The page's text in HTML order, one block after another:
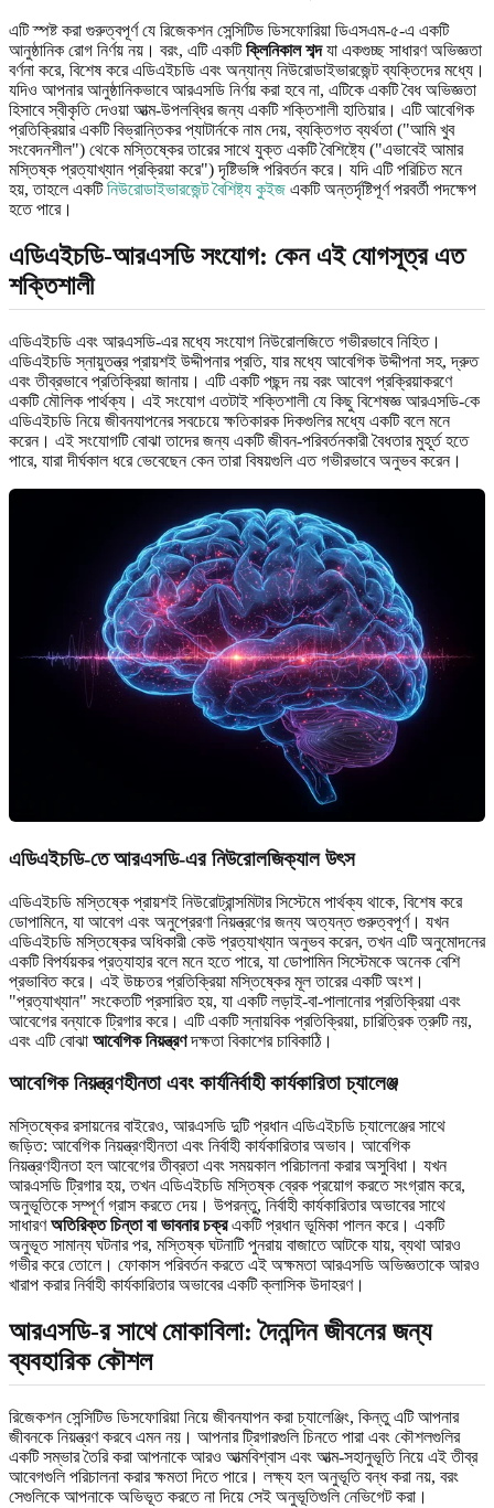
এটি স্পষ্ট করা গুরুত্বপূর্ণ যে রিজেকশন সেন্সিটিভ ডিসফোরিয়া ডিএসএম-৫-এ একটি
আনুষ্ঠানিক রোগ নির্ণয় নয়। বরং, এটি একটিক্লিনিকাল শব্দযা একগুচ্ছ সাধারণ অভিজ্ঞতা
বর্ণনা করে, বিশেষ করে এডিএইচডি এবং অন্যান্য নিউরোডাইভারজেন্ট ব্যক্তিদের মধ্যে।
যদিও আপনার আনুষ্ঠানিকভাবে আরএসডি নির্ণয় করা হবে না, এটিকে একটি বৈধ অভিজ্ঞতা
হিসাবে স্বীকৃতি দেওয়া আত্ম-উপলব্ধির জন্য একটি শক্তিশালী হাতিয়ার। এটি আবেগিক
প্রতিক্রিয়ার একটি বিভ্রান্তিকর প্যাটার্নকে নাম দেয়, ব্যক্তিগত ব্যর্থতা ("আমি খুব
সংবেদনশীল") থেকে মস্তিষ্কের তারের সাথে যুক্ত একটি বৈশিষ্ট্যে ("এভাবেই আমার
মস্তিষ্ক প্রত্যাখ্যান প্রক্রিয়া করে") দৃষ্টিভঙ্গি পরিবর্তন করে। যদি এটি পরিচিত মনে
হয়, তাহলে একটিনিউরোডাইভারজেন্ট বৈশিষ্ট্য কুইজ একটি অন্তর্দৃষ্টিপূর্ণ পরবর্তী পদক্ষেপ
হতে পারে।
এডিএইচডি-আরএসডি সংযোগ: কেন এই যোগসূত্র এত
শক্তিশালী
এডিএইচডি এবং আরএসডি-এর মধ্যে সংযোগ নিউরোলজিতে গভীরভাবে নিহিত।
এডিএইচডি স্নায়ুতন্ত্র প্রায়শই উদ্দীপনার প্রতি, যার মধ্যে আবেগিক উদ্দীপনা সহ, দ্রুত
এবং তীব্রভাবে প্রতিক্রিয়া জানায়। এটি একটি পছন্দ নয় বরং আবেগ প্রক্রিয়াকরণে
একটি মৌলিক পার্থক্য। এই সংযোগ এতটাই শক্তিশালী যে কিছু বিশেষজ্ঞ আরএসডি-কে
এডিএইচডি নিয়ে জীবনযাপনের সবচেয়ে ক্ষতিকারক দিকগুলির মধ্যে একটি বলে মনে
করেন। এই সংযোগটি বোঝা তাদের জন্য একটি জীবন-পরিবর্তনকারী বৈধতার মুহূর্ত হতে
পারে, যারা দীর্ঘকাল ধরে ভেবেছেন কেন তারা বিষয়গুলি এত গভীরভাবে অনুভব করেন।
এডিএইচডি-তে আরএসডি-এর নিউরোলজিক্যাল উৎস
এডিএইচডি মস্তিষ্কে প্রায়শই নিউরোট্রান্সমিটার সিস্টেমে পার্থক্য থাকে, বিশেষ করে
ডোপামিনে, যা আবেগ এবং অনুপ্রেরণা নিয়ন্ত্রণের জন্য অত্যন্ত গুরুত্বপূর্ণ। যখন
এডিএইচডি মস্তিষ্কের অধিকারী কেউ প্রত্যাখ্যান অনুভব করেন, তখন এটি অনুমোদনের
একটি বিপর্যয়কর প্রত্যাহার বলে মনে হতে পারে, যা ডোপামিন সিস্টেমকে অনেক বেশি
প্রভাবিত করে। এই উচ্চতর প্রতিক্রিয়া মস্তিষ্কের মূল তারের একটি অংশ।
"প্রত্যাখ্যান" সংকেতটি প্রসারিত হয়, যা একটি লড়াই-বা-পালানোর প্রতিক্রিয়া এবং
আবেগের বন্যাকে ট্রিগার করে। এটি একটি স্নায়বিক প্রতিক্রিয়া, চারিত্রিক ত্রুটি নয়,
এবং এটি বোঝা আবেগিক নিয়ন্ত্রণদক্ষতা বিকাশের চাবিকাঠি।
আবেগিক নিয়ন্ত্রণহীনতা এবং কার্যনির্বাহী কার্যকারিতা চ্যালেঞ্জ
মস্তিষ্কের রসায়নের বাইরেও, আরএসডি দুটি প্রধান এডিএইচডি চ্যালেঞ্জের সাথে
জড়িত: আবেগিক নিয়ন্ত্রণহীনতা এবং নির্বাহী কার্যকারিতার অভাব। আবেগিক
নিয়ন্ত্রণহীনতা হল আবেগের তীব্রতা এবং সময়কাল পরিচালনা করার অসুবিধা। যখন
আরএসডি ট্রিগার হয়, তখন এডিএইচডি মস্তিষ্ক ব্রেক প্রয়োগ করতে সংগ্রাম করে,
অনুভূতিকে সম্পূর্ণ গ্রাস করতে দেয়। উপরন্তু, নির্বাহী কার্যকারিতার অভাবের সাথে
সাধারণঅতিরিক্ত চিন্তা বা ভাবনার চক্রএকটি প্রধান ভূমিকা পালন করে। একটি
অনুভূত সামান্য ঘটনার পর, মস্তিষ্ক ঘটনাটি পুনরায় বাজাতে আটকে যায়, ব্যথা আরও
গভীর করে তোলে। ফোকাস পরিবর্তন করতে এই অক্ষমতা আরএসডি অভিজ্ঞতাকে আরও
খারাপ করার নির্বাহী কার্যকারিতার অভাবের একটি ক্লাসিক উদাহরণ।
আরএসডি-র সাথে মোকাবিলা: দৈনন্দিন জীবনের জন্য
ব্যবহারিক কৌশল
রিজেকশন সেন্সিটিভ ডিসফোরিয়া নিয়ে জীবনযাপন করা চ্যালেঞ্জিং, কিন্তু এটি আপনার
জীবনকে নিয়ন্ত্রণ করবে এমন নয়। আপনার ট্রিগারগুলি চিনতে পারা এবং কৌশলগুলির
একটি সম্ভার তৈরি করা আপনাকে আরও আত্মবিশ্বাস এবং আত্ম-সহানুভূতি নিয়ে এই তীব্র
আবেগগুলি পরিচালনা করার ক্ষমতা দিতে পারে। লক্ষ্য হল অনুভূতি বন্ধ করা নয়, বরং
সেগুলিকে আপনাকে অভিভূত করতে না দিয়ে সেই অনুভূতিগুলি নেভিগেট করা।